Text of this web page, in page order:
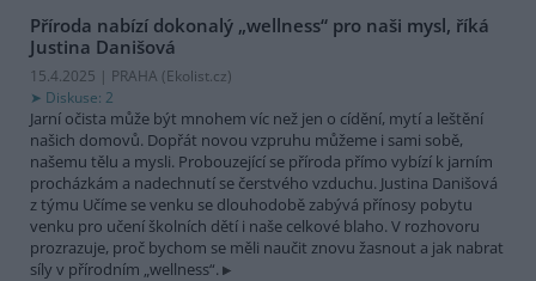
Příroda nabízí dokonalý „wellness“ pro naši mysl, říká
Justina Danišová
15.4.2025 | PRAHA (Ekolist.cz)
Diskuse: 2
Jarní očista může být mnohem víc než jen o cídění, mytí a leštění
našich domovů. Dopřát novou vzpruhu můžeme i sami sobě,
našemu tělu a mysli. Probouzející se příroda přímo vybízí k jarním
procházkám a nadechnutí se čerstvého vzduchu. Justina Danišová
z týmu Učíme se venku se dlouhodobě zabývá přínosy pobytu
venku pro učení školních dětí i naše celkové blaho. V rozhovoru
prozrazuje, proč bychom se měli naučit znovu žasnout a jak nabrat
síly v přírodním „wellness“.